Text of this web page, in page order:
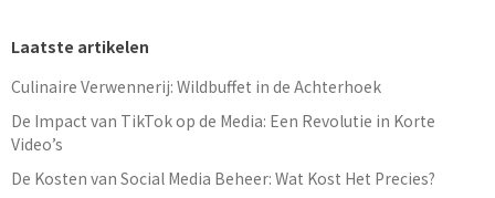
Laatste artikelen
Culinaire Verwennerij: Wildbuffet in de Achterhoek
De Impact van TikTok op de Media: Een Revolutie in Korte
Video’s
De Kosten van Social Media Beheer: Wat Kost Het Precies?